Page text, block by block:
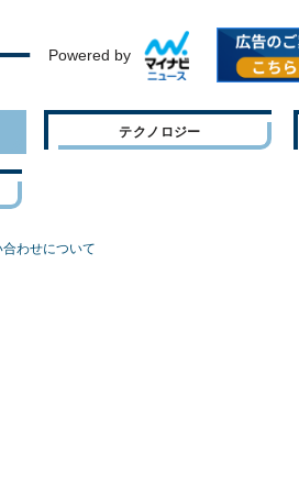
Powered by
テクノロジー
わせについて